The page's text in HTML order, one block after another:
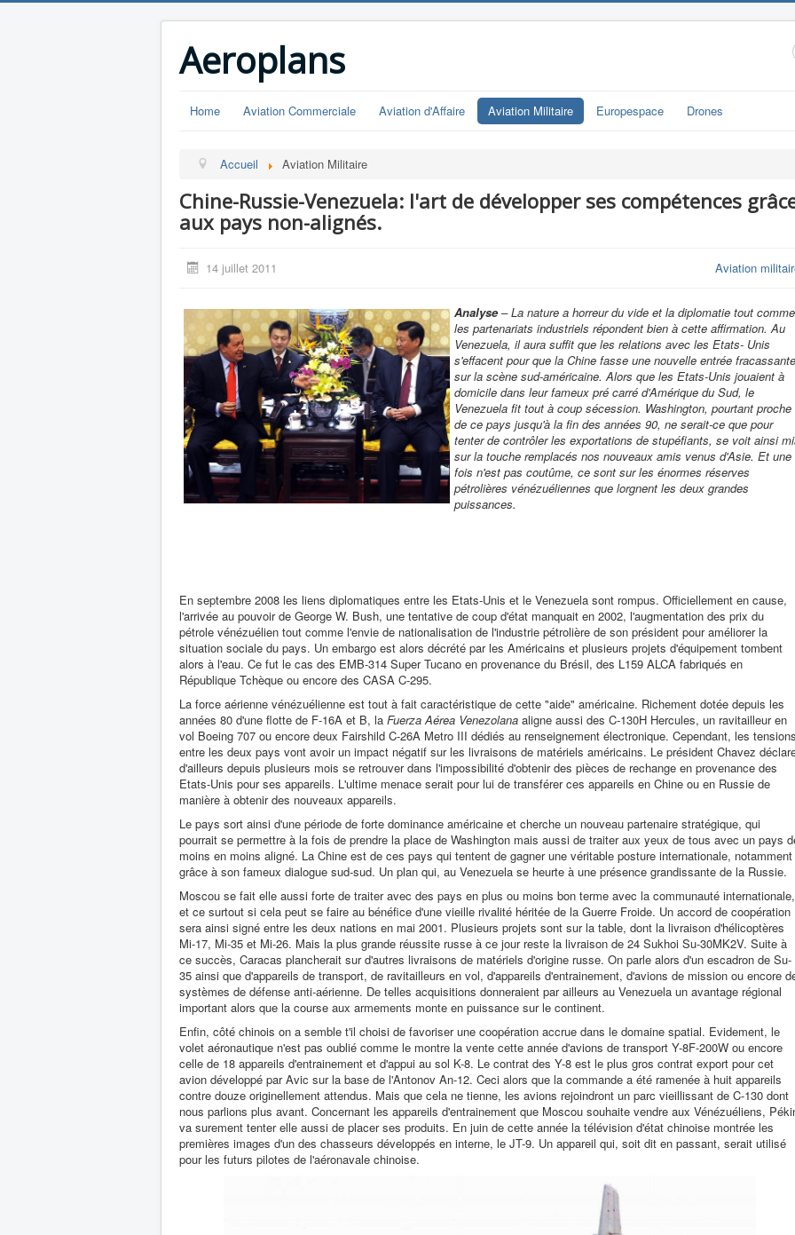
Aeroplans
Home Aviation Commerciale Aviation d'Affaire Aviation Militaire Europespace Drones
Accueil Aviation Militaire
Chine-Russie-Venezuela: l'art de développer ses compétences
aux pays non-alignés.
14 juillet 2011 Aviation
Analyse – La nature a horreur du vide et la diplomatie tout comme
les partenariats industriels répondent bien à cette affirmation. Au
Venezuela, il aura suffit que les relations avec les Etats- Unis
s'effacent pour que la Chine fasse une nouvelle entrée fracassante
sur la scène sud-américaine. Alors que les Etats-Unis jouaient à
domicile dans leur fameux pré carré d'Amérique du Sud, le
Venezuela fit tout à coup sécession. Washington, pourtant proche
de ce pays jusqu'à la fin des années 90, ne serait-ce que pour
tenter de contrôler les exportations de stupéfiants, se voit ainsi
sur la touche remplacés nos nouveaux amis venus d'Asie. Et une
fois n'est pas coutûme, ce sont sur les énormes réserves
pétrolières vénézuéliennes que lorgnent les deux grandes
puissances.
En septembre 2008 les liens diplomatiques entre les Etats-Unis et le Venezuela sont rompus. Officiellement en cause,
l'arrivée au pouvoir de George W. Bush, une tentative de coup d'état manquait en 2002, l'augmentation des prix du
pétrole vénézuélien tout comme l'envie de nationalisation de l'industrie pétrolière de son président pour améliorer la
situation sociale du pays. Un embargo est alors décrété par les Américains et plusieurs projets d'équipement tombent
alors à l'eau. Ce fut le cas des EMB-314 Super Tucano en provenance du Brésil, des L159 ALCA fabriqués en
République Tchèque ou encore des CASA C-295.
La force aérienne vénézuélienne est tout à fait caractéristique de cette "aide" américaine. Richement dotée depuis les
années 80 d'une flotte de F-16A et B, la Fuerza Aérea Venezolana aligne aussi des C-130H Hercules, un ravitailleur en
vol Boeing 707 ou encore deux Fairshild C-26A Metro III dédiés au renseignement électronique. Cependant, les
entre les deux pays vont avoir un impact négatif sur les livraisons de matériels américains. Le président Chavez
d'ailleurs depuis plusieurs mois se retrouver dans l'impossibilité d'obtenir des pièces de rechange en provenance des
Etats-Unis pour ses appareils. L'ultime menace serait pour lui de transférer ces appareils en Chine ou en Russie de
manière à obtenir des nouveaux appareils.
Le pays sort ainsi d'une période de forte dominance américaine et cherche un nouveau partenaire stratégique, qui
pourrait se permettre à la fois de prendre la place de Washington mais aussi de traiter aux yeux de tous avec un pays
moins en moins aligné. La Chine est de ces pays qui tentent de gagner une véritable posture internationale, notamment
grâce à son fameux dialogue sud-sud. Un plan qui, au Venezuela se heurte à une présence grandissante de la Russie.
Moscou se fait elle aussi forte de traiter avec des pays en plus ou moins bon terme avec la communauté internationale,
et ce surtout si cela peut se faire au bénéfice d'une vieille rivalité héritée de la Guerre Froide. Un accord de coopération
sera ainsi signé entre les deux nations en mai 2001. Plusieurs projets sont sur la table, dont la livraison d'hélicoptères
Mi-17, Mi-35 et Mi-26. Mais la plus grande réussite russe à ce jour reste la livraison de 24 Sukhoi Su-30MK2V. Suite à
ce succès, Caracas plancherait sur d'autres livraisons de matériels d'origine russe. On parle alors d'un escadron de Su-
35 ainsi que d'appareils de transport, de ravitailleurs en vol, d'appareils d'entrainement, d'avions de mission ou encore
systèmes de défense anti-aérienne. De telles acquisitions donneraient par ailleurs au Venezuela un avantage régional
important alors que la course aux armements monte en puissance sur le continent.
Enfin, côté chinois on a semble t'il choisi de favoriser une coopération accrue dans le domaine spatial. Evidement, le
volet aéronautique n'est pas oublié comme le montre la vente cette année d'avions de transport Y-8F-200W ou encore
celle de 18 appareils d'entrainement et d'appui au sol K-8. Le contrat des Y-8 est le plus gros contrat export pour cet
avion développé par Avic sur la base de l'Antonov An-12. Ceci alors que la commande a été ramenée à huit appareils
contre douze originellement attendus. Mais que cela ne tienne, les avions rejoindront un parc vieillissant de C-130 dont
nous parlions plus avant. Concernant les appareils d'entrainement que Moscou souhaite vendre aux Vénézuéliens,
va surement tenter elle aussi de placer ses produits. En juin de cette année la télévision d'état chinoise montrée les
premières images d'un des chasseurs développés en interne, le JT-9. Un appareil qui, soit dit en passant, serait utilisé
pour les futurs pilotes de l'aéronavale chinoise.